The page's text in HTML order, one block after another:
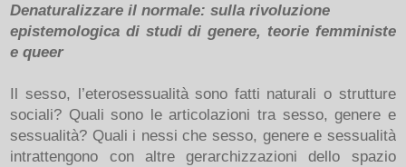
Denaturalizzare il normale: sulla rivoluzione
epistemologica di studi di genere, teorie femministe
e queer
Il sesso, l’eterosessualità sono fatti naturali o strutture
sociali? Quali sono le articolazioni tra sesso, genere e
sessualità? Quali i nessi che sesso, genere e sessualità
intrattengono con altre gerarchizzazioni dello spazio